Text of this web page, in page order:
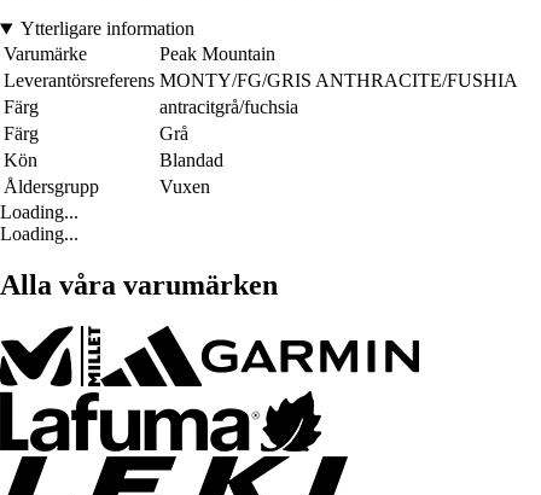
Ytterligare information
Varumärke
Peak Mountain
Leverantörsreferens MONTY/FG/GRIS ANTHRACITE/FUSHIA
Färg
antracitgrå/fuchsia
Färg
Grå
Kön
Blandad
Åldersgrupp
Vuxen
Loading...
Loading...
Alla våra varumärken